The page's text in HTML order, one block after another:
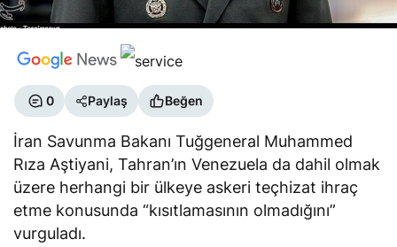
0 Paylaş Beğen
İran Savunma Bakanı Tuğgeneral Muhammed
Rıza Aştiyani, Tahran’ın Venezuela da dahil olmak
üzere herhangi bir ülkeye askeri teçhizat ihraç
etme konusunda “kısıtlamasının olmadığını”
vurguladı.